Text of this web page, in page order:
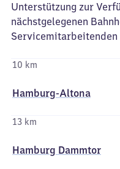
Unterstützung zur
nächstgelegenen
Servicemitarbeitenden
10 km
Hamburg-Altona
13 km
Hamburg Dammtor